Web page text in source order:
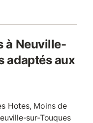
à Neuville-
adaptés aux
Hotes, Moins de
sur-Touques